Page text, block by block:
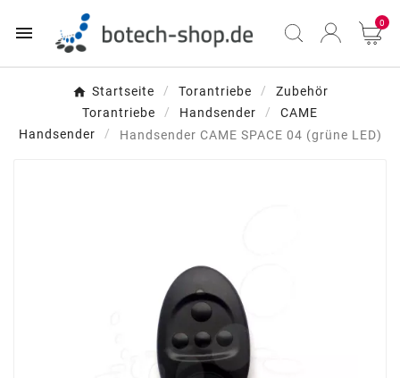
 0
Startseite Torantriebe
Zubehör
Torantriebe
Handsender
CAME
Handsender
Handsender CAME SPACE 04 (grüne LED)